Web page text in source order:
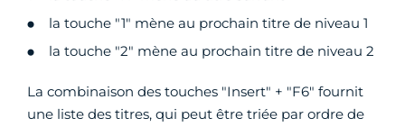
la touche "1" mène au prochain titre de niveau 1
la touche "2" mène au prochain titre de niveau 2
La combinaison des touches "Insert" + "F6" fournit
une liste des titres, qui peut être triée par ordre de